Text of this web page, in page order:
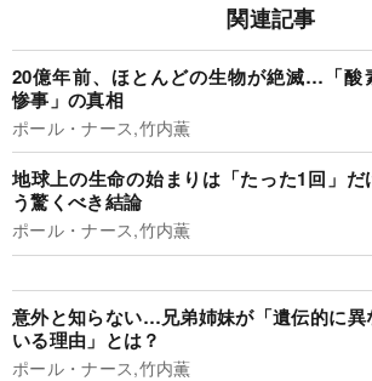
関連記事
20億年前、ほとんどの生物が絶滅…「酸
惨事」の真相
ポール・ナース,竹内薫
地球上の生命の始まりは「たった1回」だ
う驚くべき結論
ポール・ナース,竹内薫
意外と知らない…兄弟姉妹が「遺伝的に異
いる理由」とは？
ポール・ナース,竹内薫